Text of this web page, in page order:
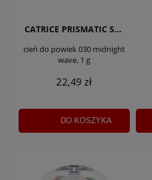
CATRICE PRISMATIC SHIFT
cień do powiek 030 midnight
wave, 1 g
22,49 zł
DO KOSZYKA